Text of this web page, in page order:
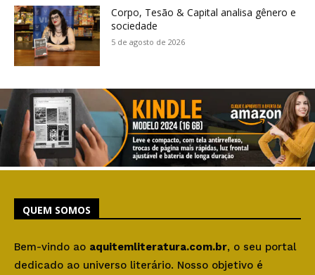
Corpo, Tesão & Capital analisa gênero e
sociedade
5 de agosto de 2026
QUEM SOMOS
Bem-vindo ao aquitemliteratura.com.br, o seu portal
dedicado ao universo literário. Nosso objetivo é